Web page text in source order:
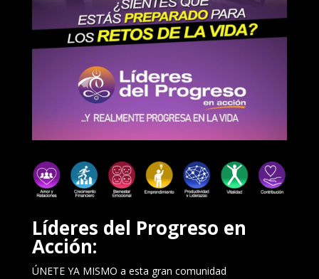
Líderes del Progreso en
Acción:
ÚNETE YA MISMO a esta gran comunidad